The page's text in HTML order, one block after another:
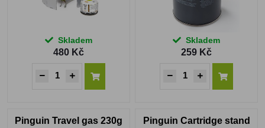
Skladem
480 Kč
Skladem
259 Kč
Pinguin Travel gas 230g
Pinguin Cartridge stand